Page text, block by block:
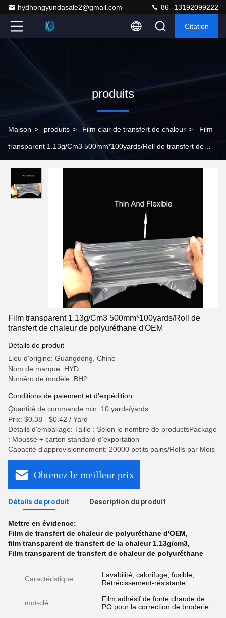
hydhongyundasale2@gmail.com 86--13192099222
Citation
produits
Maison > produits > Film clair de transfert de chaleur > Film
transparent 1.13g/Cm3 500mm*100yards/Roll de transfert de
Film transparent 1.13g/Cm3 500mm*100yards/Roll de
transfert de chaleur de polyuréthane d'OEM
Détails de produit
Lieu d'origine: Guangdong, Chine
Nom de marque: HYD
Numéro de modèle: BH2
Conditions de paiement et d'expédition
Quantité de commande min: 10 yards/yards
Prix: $0.38 - $0.42 / Yard
Détails d'emballage: Taille : Selon le nombre de productsPackage
: Mousse + carton standard d'exportation
Capacité d'approvisionnement: 20000 petits pains/Rolls par Mois
Obtenez le meilleur prix
Détails de produit Description du produit
Mettre en évidence:
Film de transfert de chaleur de polyuréthane d'OEM,
film transparent de transfert de la chaleur 1.13g/cm3,
Film transparent de transfert de chaleur de polyuréthane
Caractéristique:
Lavabilité, calorifuge, fusible,
Rétrécissement-résistante,
mot-clé:
Film adhésif de fonte chaude de
PO pour la correction de broderie